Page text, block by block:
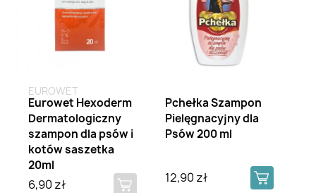
EUROWET
Eurowet Hexoderm
Dermatologiczny
szampon dla psów i
kotów saszetka
20ml
6,90 zł
Pchełka Szampon
Pielęgnacyjny dla
Psów 200 ml
12,90 zł